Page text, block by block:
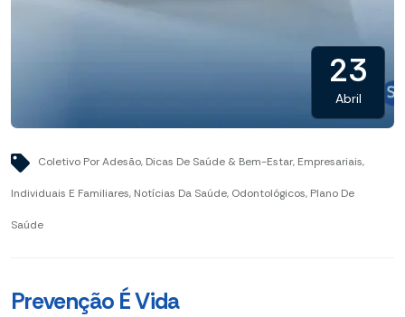
23
Abril
Coletivo Por Adesão, Dicas De Saúde & Bem-Estar, Empresariais,
Individuais E Familiares, Notícias Da Saúde, Odontológicos, Plano De
Saúde
Prevenção É Vida